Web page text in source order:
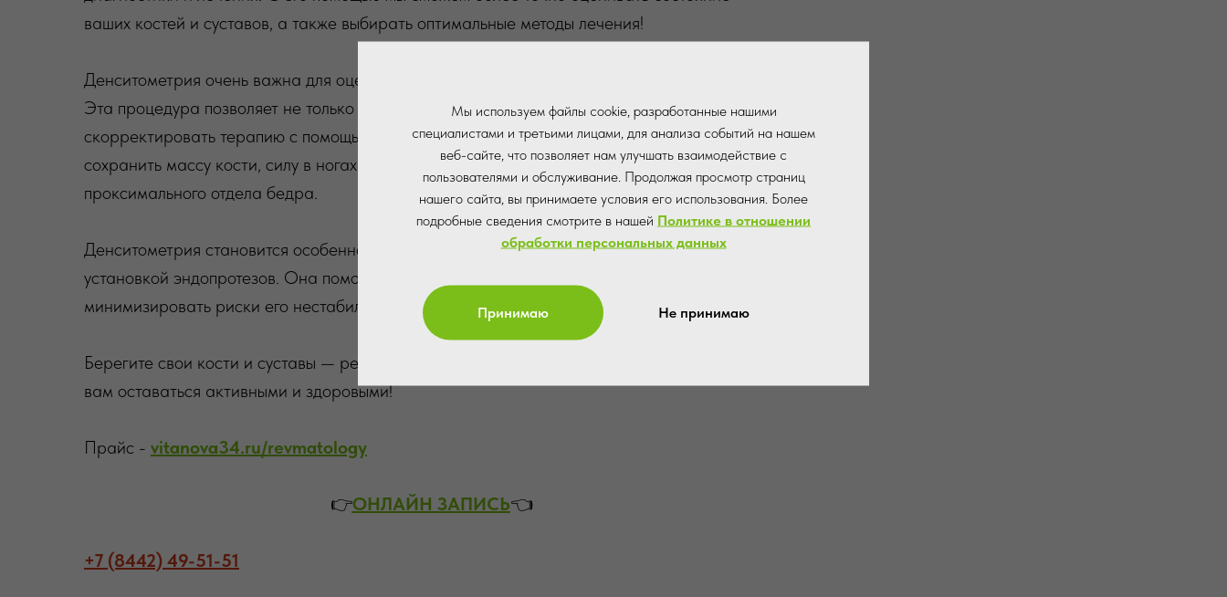
Мы используем файлы cookie, разработанные нашими
специалистами и третьими лицами, для анализа событий на нашем
веб-сайте, что позволяет нам улучшать взаимодействие с
пользователями и обслуживание. Продолжая просмотр страниц
нашего сайта, вы принимаете условия его использования. Более
подробные сведения смотрите в нашей Политике в отношении
обработки персональных данных
Принимаю Не принимаю
ваших костей и суставов, а также выбирать оптимальные методы лечения!
Денситометрия очень важна для оценки минеральной плотности костей и состава тела.
Эта процедура позволяет не только выявить снижение плотности, но и своевременно
скорректировать терапию с помощью антирезорбтивных препаратов, что помогает
сохранить массу кости, силу в ногах и спине, а также снизить риск переломов, особенно
проксимального отдела бедра.
Денситометрия становится особенно актуальной перед операциями на суставах и
установкой эндопротезов. Она помогает выбрать оптимальный тип протеза и
минимизировать риски его нестабильности.
Берегите свои кости и суставы — регулярная денситометрия на новом аппарате поможет
вам оставаться активными и здоровыми!
Прайс - vitanova34.ru/revmatology
👉ОНЛАЙН ЗАПИСЬ👈
+7 (8442) 49-51-51